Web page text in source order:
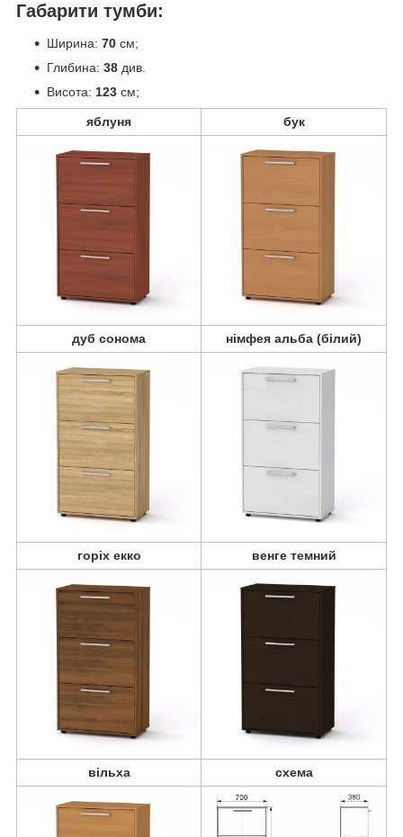
Габарити тумби:
Ширина: 70 см;
Глибина: 38 див.
Висота: 123 см;
яблуня бук
дуб сонома німфея альба (білий)
горіх екко венге темний
вільха схема